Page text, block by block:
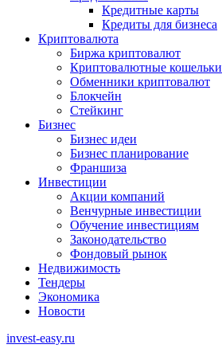
Кредитные карты
Кредиты для бизнеса
Криптовалюта
Биржа криптовалют
Криптовалютные кошельки
Обменники криптовалют
Блокчейн
Стейкинг
Бизнес
Бизнес идеи
Бизнес планирование
Франшиза
Инвестиции
Акции компаний
Венчурные инвестиции
Обучение инвестициям
Законодательство
Фондовый рынок
Недвижимость
Тендеры
Экономика
Новости
invest-easy.ru